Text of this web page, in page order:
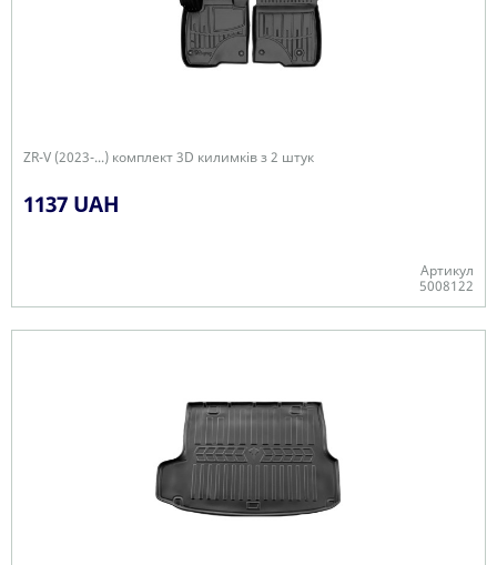
ZR-V (2023-...) комплект 3D килимків з 2 штук
1137 UAH
Артикул
5008122